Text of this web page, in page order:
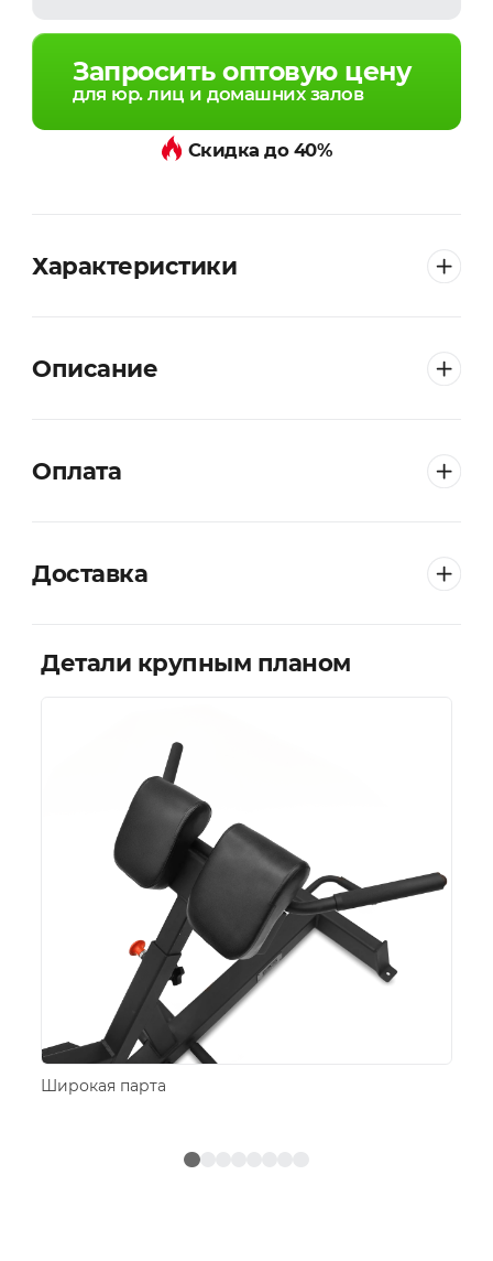
Запросить оптовую цену
для юр. лиц и домашних залов
Скидка до 40%
Характеристики
Описание
Оплата
Доставка
Детали крупным планом
Широкая парта